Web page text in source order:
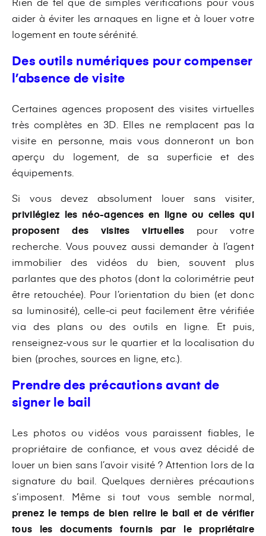
aider à éviter les arnaques en ligne et à louer votre
logement en toute sérénité.
Des outils numériques pour compenser
l’absence de visite
Certaines agences proposent des visites virtuelles
très complètes en 3D. Elles ne remplacent pas la
visite en personne, mais vous donneront un bon
aperçu du logement, de sa superficie et des
équipements.
Si vous devez absolument louer sans visiter,
privilégiez les néo-agences en ligne ou celles qui
proposent des visites virtuelles pour votre
recherche. Vous pouvez aussi demander à l’agent
immobilier des vidéos du bien, souvent plus
parlantes que des photos (dont la colorimétrie peut
être retouchée). Pour l’orientation du bien (et donc
sa luminosité), celle-ci peut facilement être vérifiée
via des plans ou des outils en ligne. Et puis,
renseignez-vous sur le quartier et la localisation du
bien (proches, sources en ligne, etc.).
Prendre des précautions avant de
signer le bail
Les photos ou vidéos vous paraissent fiables, le
propriétaire de confiance, et vous avez décidé de
louer un bien sans l’avoir visité ? Attention lors de la
signature du bail. Quelques dernières précautions
s’imposent. Même si tout vous semble normal,
prenez le temps de bien relire le bail et de vérifier
tous les documents fournis par le propriétaire